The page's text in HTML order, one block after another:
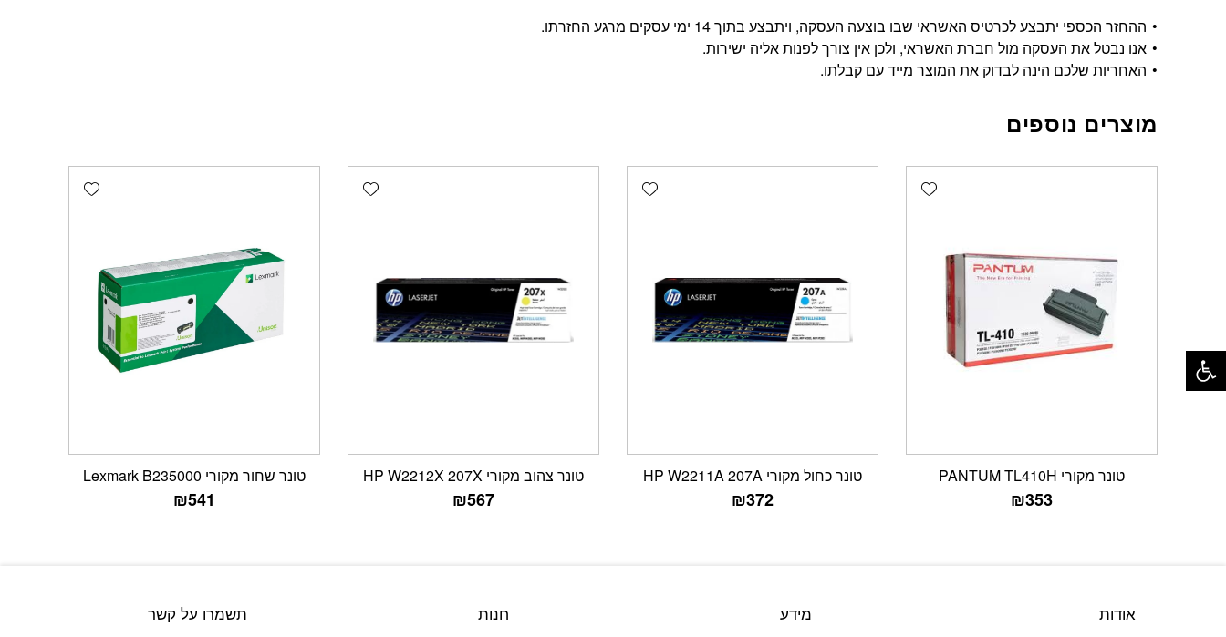
ההחזר הכספי יתבצע לכרטיס האשראי שבו בוצעה העסקה, ויתבצע בתוך 14 ימי עסקים מרגע החזרתו.
אנו נבטל את העסקה מול חברת האשראי, ולכן אין צורך לפנות אליה ישירות.
האחריות שלכם הינה לבדוק את המוצר מייד עם קבלתו.
מוצרים נוספים
Add wishlist
טונר מקורי PANTUM TL410H
₪353
Add wishlist
טונר כחול מקורי HP W2211A 207A
₪372
Add wishlist
טונר צהוב מקורי HP W2212X 207X
₪567
Add wishlist
טונר שחור מקורי Lexmark B235000
₪541
אודות מידע חנות תשמרו על קשר
פתח סרגל נגישות